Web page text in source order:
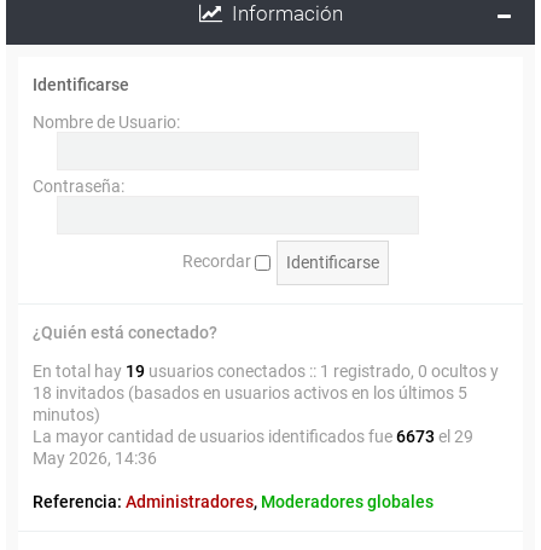
Información
Identificarse
Nombre de Usuario:
Contraseña:
Recordar
¿Quién está conectado?
En total hay 19 usuarios conectados :: 1 registrado, 0 ocultos y
18 invitados (basados en usuarios activos en los últimos 5
minutos)
La mayor cantidad de usuarios identificados fue6673 el 29
May 2026, 14:36
Referencia: Administradores, Moderadores globales